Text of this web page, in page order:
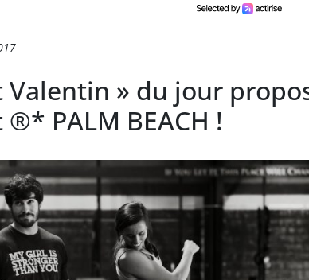
Valentin » du jour
PALM BEACH !